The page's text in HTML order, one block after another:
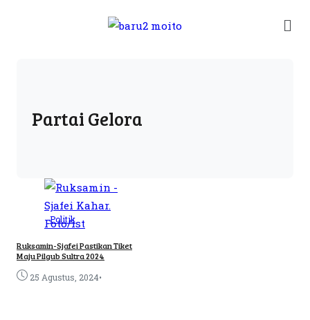
Partai Gelora
Politik
Ruksamin-Sjafei Pastikan Tiket
Maju Pilgub Sultra 2024
25 Agustus, 2024•